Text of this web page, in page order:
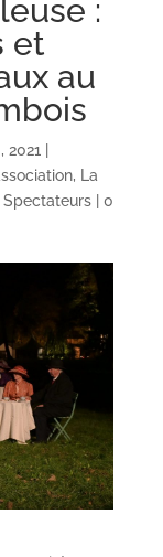
:
et
au
2021
,
La
Spectateurs| 0